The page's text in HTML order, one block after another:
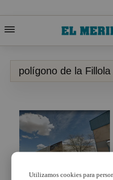
polígono de la Fillola
Utilizamos cookies para